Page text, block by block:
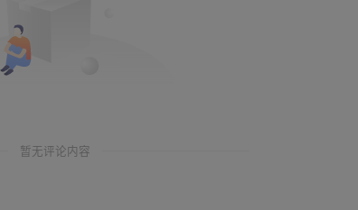
暂无评论内容